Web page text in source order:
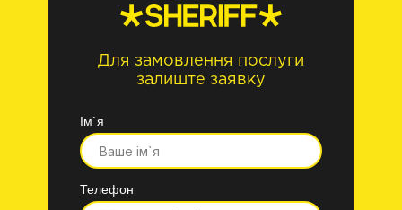
Ім`я
Телефон
Для замовлення послуги
залиште заявку